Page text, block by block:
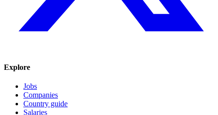
Explore
Jobs
Companies
Country guide
Salaries